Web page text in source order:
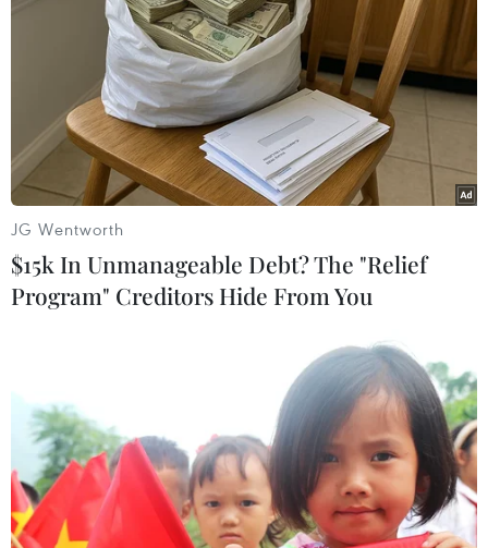
24/05/2020 07:36
Các lực lượng Chính phủ đoàn kết dân tộc Libya (GNA)
đã giành quyền kiểm soát 3 doanh trại Al-Yarmuk,
Hamza và Missiles cũng như đang truy đuổi các tay
súng trung thành với Tướng Khalifa Haftar.
Nga, UAE ủng hộ sáng kiến của Ai Cập
JG Wentworth
$15k In Unmanageable Debt? The "Relief
Program" Creditors Hide From You